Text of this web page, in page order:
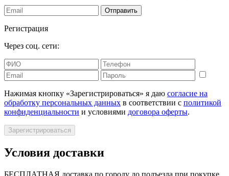
Отправить
Регистрация
Через соц. сети:
Нажимая кнопку «Зарегистрироваться» я даю согласие на
обработку персональных данных в соответствии с политикой
конфиденциальности и условиями договора оферты.
Зарегистрироваться
Условия доставки
БЕСПЛАТНАЯ доставка по городу до подъезда при покупке